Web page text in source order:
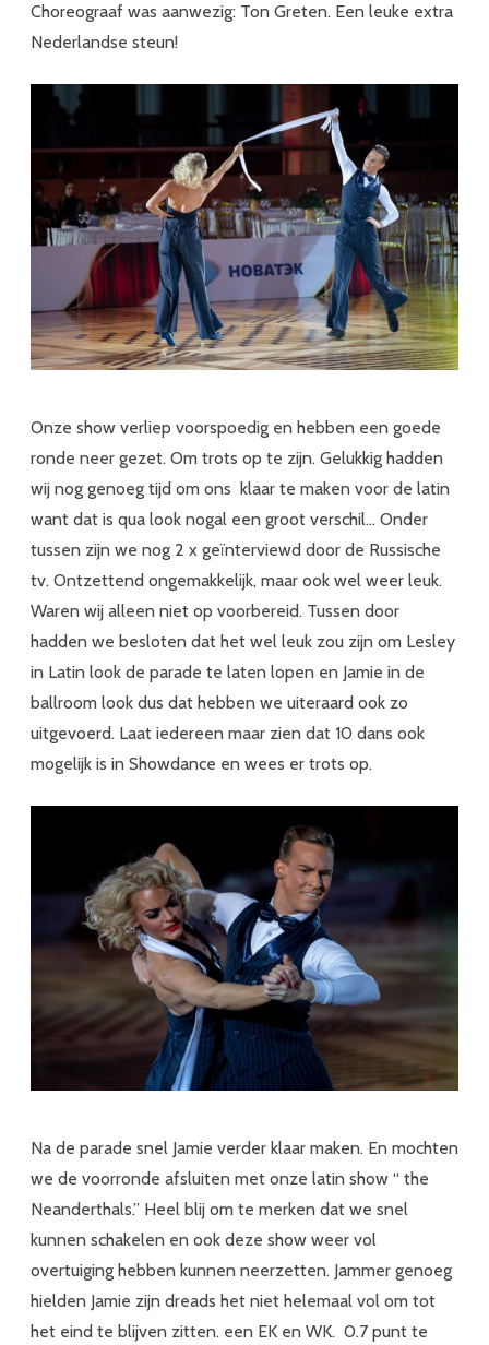
Choreograaf was aanwezig: Ton Greten. Een leuke extra
Nederlandse steun!
Onze show verliep voorspoedig en hebben een goede
ronde neer gezet. Om trots op te zijn. Gelukkig hadden
wij nog genoeg tijd om ons klaar te maken voor de latin
want dat is qua look nogal een groot verschil… Onder
tussen zijn we nog 2 x geïnterviewd door de Russische
tv. Ontzettend ongemakkelijk, maar ook wel weer leuk.
Waren wij alleen niet op voorbereid. Tussen door
hadden we besloten dat het wel leuk zou zijn om Lesley
in Latin look de parade te laten lopen en Jamie in de
ballroom look dus dat hebben we uiteraard ook zo
uitgevoerd. Laat iedereen maar zien dat 10 dans ook
mogelijk is in Showdance en wees er trots op.
Na de parade snel Jamie verder klaar maken. En mochten
we de voorronde afsluiten met onze latin show “ the
Neanderthals.” Heel blij om te merken dat we snel
kunnen schakelen en ook deze show weer vol
overtuiging hebben kunnen neerzetten. Jammer genoeg
hielden Jamie zijn dreads het niet helemaal vol om tot
het eind te blijven zitten. een EK en WK. 0.7 punt te